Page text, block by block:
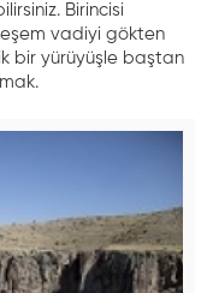
Birincisi
vadiyi gökten
bir yürüyüşle baştan